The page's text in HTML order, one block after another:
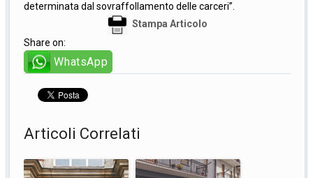
determinata dal sovraffollamento delle carceri”.
Stampa Articolo
Share on:
WhatsApp
Articoli Correlati